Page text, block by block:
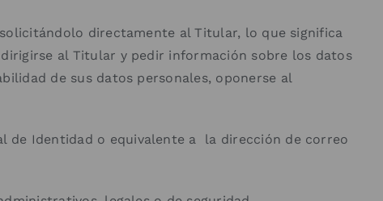
directamente al Titular, lo que significa
al Titular y pedir información sobre los datos
de sus datos personales, oponerse al
de Identidad o equivalente a la dirección de correo